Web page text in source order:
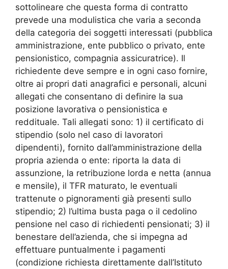
sottolineare che questa forma di contratto
prevede una modulistica che varia a seconda
della categoria dei soggetti interessati (pubblica
amministrazione, ente pubblico o privato, ente
pensionistico, compagnia assicuratrice). Il
richiedente deve sempre e in ogni caso fornire,
oltre ai propri dati anagrafici e personali, alcuni
allegati che consentano di definire la sua
posizione lavorativa o pensionistica e
reddituale. Tali allegati sono: 1) il certificato di
stipendio (solo nel caso di lavoratori
dipendenti), fornito dall’amministrazione della
propria azienda o ente: riporta la data di
assunzione, la retribuzione lorda e netta (annua
e mensile), il TFR maturato, le eventuali
trattenute o pignoramenti già presenti sullo
stipendio; 2) l’ultima busta paga o il cedolino
pensione nel caso di richiedenti pensionati; 3) il
benestare dell’azienda, che si impegna ad
effettuare puntualmente i pagamenti
(condizione richiesta direttamente dall’Istituto